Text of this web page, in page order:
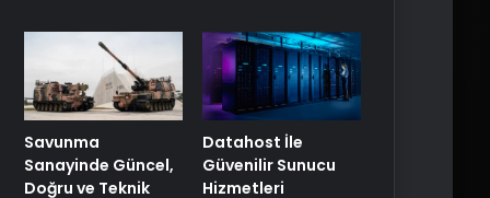
Savunma
Sanayinde Güncel,
Doğru ve Teknik
Datahost İle
Güvenilir Sunucu
Hizmetleri